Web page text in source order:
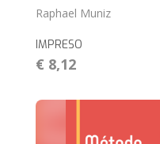
Raphael Muniz
IMPRESO
€ 8,12